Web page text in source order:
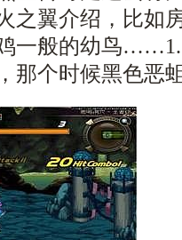
之翼介绍，比
一般的幼鸟
那个时候黑色恶